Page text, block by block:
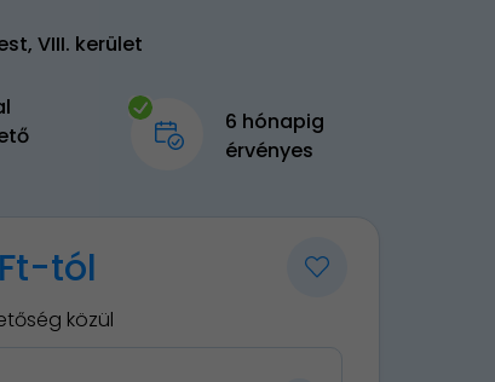
VIII. kerület
6 hónapig
érvényes
tól
közül